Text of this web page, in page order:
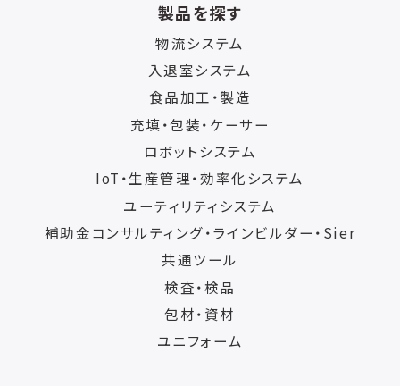
製品を探す
物流システム
入退室システム
食品加工・製造
充填・包装・ケーサー
ロボットシステム
IoT・生産管理・効率化システム
ユーティリティシステム
補助金コンサルティング・ラインビルダー・Sier
共通ツール
検査・検品
包材・資材
ユニフォーム